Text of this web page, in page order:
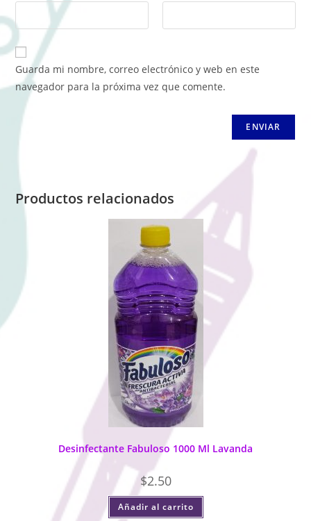
Guarda mi nombre, correo electrónico y web en este
navegador para la próxima vez que comente.
Productos relacionados
Desinfectante Fabuloso 1000 Ml Lavanda
$2.50
Añadir al carrito